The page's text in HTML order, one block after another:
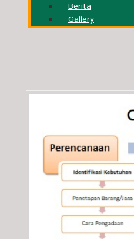
Berita
Gallery